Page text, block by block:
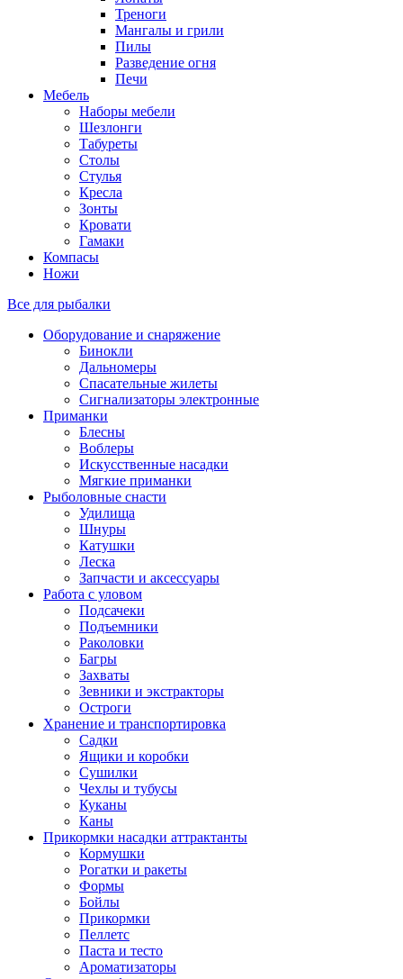
Треноги
Мангалы и грили
Пилы
Разведение огня
Печи
Мебель
Наборы мебели
Шезлонги
Табуреты
Столы
Стулья
Кресла
Зонты
Кровати
Гамаки
Компасы
Ножи
Все для рыбалки
Оборудование и снаряжение
Бинокли
Дальномеры
Спасательные жилеты
Сигнализаторы электронные
Приманки
Блесны
Воблеры
Искусственные насадки
Мягкие приманки
Рыболовные снасти
Удилища
Шнуры
Катушки
Леска
Запчасти и аксессуары
Работа с уловом
Подсачеки
Подъемники
Раколовки
Багры
Захваты
Зевники и экстракторы
Остроги
Хранение и транспортировка
Садки
Ящики и коробки
Сушилки
Чехлы и тубусы
Куканы
Каны
Прикормки насадки аттрактанты
Кормушки
Рогатки и ракеты
Формы
Бойлы
Прикормки
Пеллетс
Паста и тесто
Ароматизаторы